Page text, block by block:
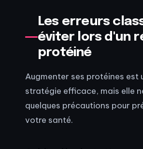
Les erreurs
éviter lors d'un
protéiné
Augmenter ses protéines est
stratégie efficace, mais elle
quelques précautions pour
votre santé.